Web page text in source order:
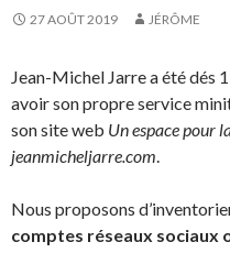
27 AOÛT 2019 JÉRÔME
Jean-Michel Jarre a été dés
avoir son propre service
son site web Un espace pour
jeanmicheljarre.com.
Nous proposons
comptes réseaux sociaux